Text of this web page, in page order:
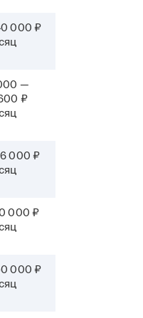
000 ₽
—
₽
000 ₽
000 ₽
000 ₽